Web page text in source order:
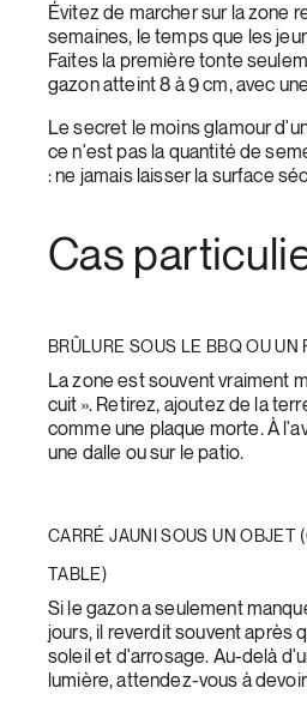
Évitez de marcher sur la zone
semaines, le temps que les
Faites la première tonte
gazon atteint 8 à 9 cm, avec
Le secret le moins glamour
ce n'est pas la quantité de
: ne jamais laisser la surface
Cas
BRÛLURE SOUS LE BBQ OU UN
La zone est souvent vraiment
cuit ». Retirez, ajoutez de la
comme une plaque morte. À
une dalle ou sur le patio.
CARRÉ JAUNI SOUS UN OBJET
TABLE)
Si le gazon a seulement
jours, il reverdit souvent après
soleil et d'arrosage. Au-delà
lumière, attendez-vous à